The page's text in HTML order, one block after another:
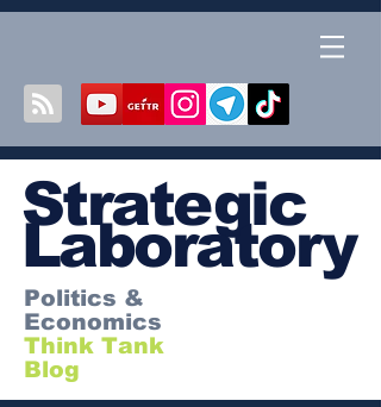
Strategic
Laboratory
Politics &
Economics
Think Tank
Blog